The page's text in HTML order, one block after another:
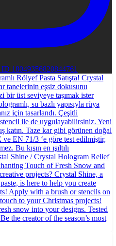
18049356820844761